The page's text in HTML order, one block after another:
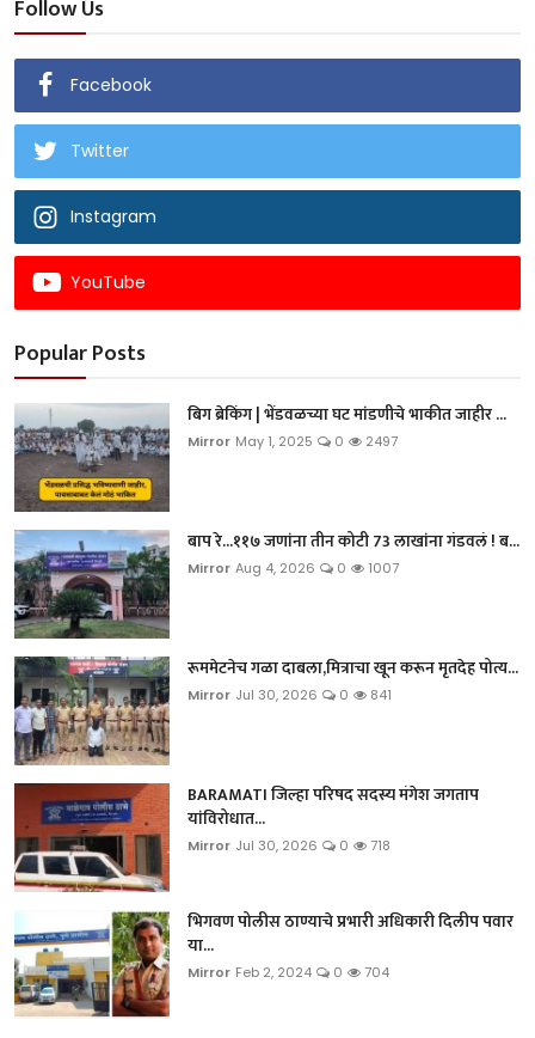
Follow Us
Facebook
Twitter
Instagram
YouTube
Popular Posts
बिग ब्रेकिंग | भेंडवळच्या घट मांडणीचे भाकीत जाहीर ...
Mirror May 1, 2025 0 2497
बाप रे...११७ जणांना तीन कोटी 73 लाखांना गंडवलं ! ब...
Mirror Aug 4, 2026 0 1007
रूममेटनेच गळा दाबला,मित्राचा खून करून मृतदेह पोत्य...
Mirror Jul 30, 2026 0 841
BARAMATI जिल्हा परिषद सदस्य मंगेश जगताप
यांविरोधात...
Mirror Jul 30, 2026 0 718
भिगवण पोलीस ठाण्याचे प्रभारी अधिकारी दिलीप पवार
या...
Mirror Feb 2, 2024 0 704